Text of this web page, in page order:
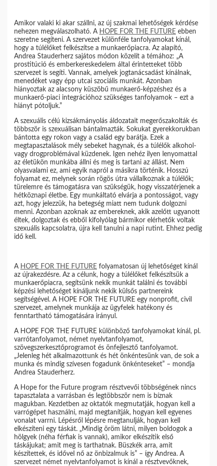
Amikor valaki ki akar szállni, az új szakmai lehetőségek kérdése
nehezen megválaszolható. A HOPE FOR THE FUTURE ebben
szeretne segíteni. A szervezet különféle tanfolyamokat kínál,
hogy a túlélőket felkészítse a munkaerőpiacra. Az alapító,
Andrea Stauderherz sajátos módon közelít a témához: „A
prostitúció és emberkereskedelem által érintetteket több
szervezet is segíti. Vannak, amelyek jogtanácsadást kínálnak,
menedéket vagy épp utcai szociális munkát. Azonban
hiányoztak az alacsony küszöbű munkaerő-képzéshez és a
munkaerő-piaci integrációhoz szükséges tanfolyamok – ezt a
hiányt pótoljuk.”
A szexuális célú kizsákmányolás áldozatait megerőszakolták és
többször is szexuálisan bántalmazták. Sokukat gyerekkorukban
bántotta egy rokon vagy a család egy barátja. Ezek a
megtapasztalások mély sebeket hagynak, és a túlélők alkohol-
vagy drogproblémával küzdenek. Igen nehéz ilyen lenyomattal
az életükön munkába állni és meg is tartani az állást. Nem
olyasvalami ez, ami egyik napról a másikra történik. Hosszú
folyamat ez, melynek során rögös útra vállalkoznak a túlélők;
türelemre és támogatásra van szükségük, hogy visszatérjenek a
hétköznapi életbe. Egy munkáltató elvárja a pontosságot, vagy
azt, hogy jelezzük, ha betegség miatt nem tudunk dolgozni
menni. Azonban azoknak az embereknek, akik azelőtt ugyanott
éltek, dolgoztak és ebből kifolyólag bármikor elérhetők voltak
szexuális kapcsolatra, újra kell tanulni a napi rutint. Ehhez pedig
idő kell.
A HOPE FOR THE FUTURE folyamatosan új lehetőséget kínál
az újrakezdésre. Az a célunk, hogy a túlélőket felkészítsük a
munkaerőpiacra, segítsünk nekik munkát találni és további
képzési lehetőséget kínáljunk nekik külsős partnereink
segítségével. A HOPE FOR THE FUTURE egy nonprofit, civil
szervezet, amelynek munkája az ügyfelek hatékony és
fenntartható támogatására irányul.
A HOPE FOR THE FUTURE különböző tanfolyamokat kínál, pl.
varrótanfolyamot, német nyelvtanfolyamot,
szövegszerkesztőprogramot és önfejlesztő tanfolyamot.
„Jelenleg hét alkalmazottunk és hét önkéntesünk van, de sok a
munka és mindig szívesen fogadunk önkénteseket” – mondja
Andrea Stauderherz.
A Hope for the Future program résztvevői többségének nincs
tapasztalata a varrásban és legtöbbször nem is bíznak
magukban. Kezdetben az oktatók megmutatják, hogyan kell a
varrógépet használni, majd megtanítják, hogyan kell egyenes
vonalat varrni. Lépésről lépésre megtanulják, hogyan kell
elkészíteni egy táskát. „Mindig öröm látni, milyen boldogok a
hölgyek (néha férfiak is vannak), amikor elkészítik első
táskájukat; amit meg is tarthatnak. Büszkék arra, amit
készítettek, és idővel nő az önbizalmuk is” – így Andrea. A
szervezet német nyelvtanfolyamot is kínál a résztvevőknek,